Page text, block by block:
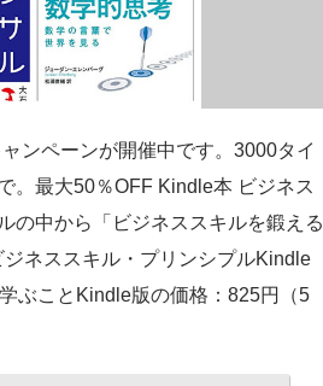
ンペーンが開催中です。3000タイ
。最大50％OFF Kindle本 ビジネス
の中から「ビジネススキルを鍛える
ネススキル・プリンシプルKindle
ぶことKindle版の価格：825円（5